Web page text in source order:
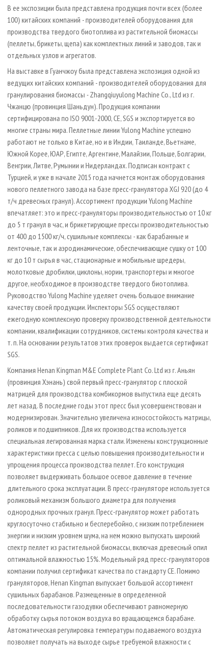
В ее экспозиции была представлена продукция почти всех (более
100) китайских компаний - производителей оборудования для
производства твердого биотоплива из растительной биомассы
(пеллеты, брикеты, щепа) как комплектных линий и заводов, так и
отдельных узлов и агрегатов.
На выставке в Гуанчжоу была представлена экспозиция одной из
ведущих китайских компаний - производителей оборудования для
гранулирования биомассы - Zhangqiuyulong Machine Co., Ltd из г.
Чжанцю (провинция Шаньдун). Продукция компании
сертифицирована по ISO 9001­-2000, CE, SGS и экспортируется во
многие страны мира. Пеллетные линии Yulong Machine успешно
работают не только в Китае, но и в Индии, Таиланде, Вьетнаме,
Южной Корее, ЮАР, Египте, Аргентине, Малайзии, Польше, Болгарии,
Венгрии, Литве, Румынии и Нидерландах. Подписан контракт с
Турцией, и уже в начале 2015 года начнется монтаж оборудования
нового пеллетного завода на базе пресс­-гранулятора XGJ 920 (до 4
т/ч древесных гранул). Ассортимент продукции Yulong Machine
впечатляет: это и пресс­-грануляторы производительностью от 10 кг
до 5 т гранул в час, и брикетирующие прессы производительностью
от 400 до 1500 кг/ч, сушильные комплексы - как барабанные и
ленточные, так и аэродинамические, обеспечивающие сушку от 100
кг до 10 т сырья в час, стационарные и мобильные шредеры,
молотковые дробилки, циклоны, нории, транспортеры и многое
другое, необходимое в производстве твердого биотоплива.
Руководство Yulong Machine уделяет очень большое внимание
качеству своей продукции. Инспекторы SGS осуществляют
ежегодную комплексную проверку производственной деятельности
компании, квалификации сотрудников, системы контроля качества и
т. п. На основании результатов этих проверок выдается сертификат
SGS.
Компания Henan Kingman M&E Complete Plant Co. Ltd из г. Аньян
(провинция Хэнань) свой первый пресс­-гранулятор с плоской
матрицей для производства комбикормов выпустила еще десять
лет назад. В последние годы этот пресс был усовершенствован и
модернизирован. Значительно увеличена износостойкость матрицы,
роликов и подшипников. Для их производства используется
специальная легированная марка стали. Изменены конструкционные
характеристики пресса с целью повышения производительности и
упрощения процесса производства пеллет. Его конструкция
позволяет выдерживать большое осевое давление в течение
длительного срока эксплуатации. В пресс­-грануляторе используется
роликовый механизм большого диаметра для получения
однородных прочных гранул. Пресс­-гранулятор может работать
круглосуточно стабильно и бесперебойно, с низким потреблением
энергии и низким уровнем шума, на нем можно выпускать широкий
спектр пеллет из растительной биомассы, включая древесный опил
оптимальной влажностью 15%. Модельный ряд пресс­-грануляторов
компании получил сертификат качества по стандарту СЕ. Помимо
грануляторов, Henan Kingman выпускает большой ассортимент
сушильных барабанов. Размещенные в определенной
последовательности газодувки обеспечивают равномерную
обработку сырья потоком воздуха во вращающемся барабане.
Автоматическая регулировка температуры подаваемого воздуха
позволяет получать на выходе сырье требуемой влажности с